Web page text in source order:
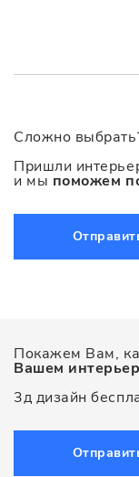
Сложно
Пришли
и мы поможем
Покажем Вам,
Вашем
3д дизайн